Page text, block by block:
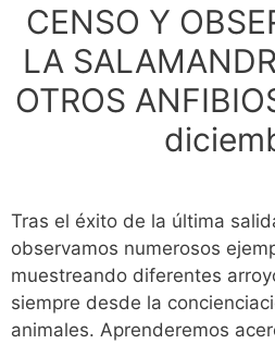
CENSO Y
LA
OTROS
Tras el éxito de la última
observamos numerosos
muestreando diferentes
siempre desde la
animales. Aprenderemos